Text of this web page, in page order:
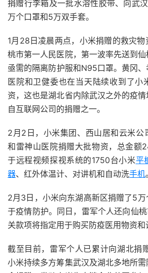
捐赠行李箱及一批水溶性胶带、向武
万个口罩和5万双手套。
1月28日凌晨两点，小米捐赠的救灾
桃市第一人民医院，第一波率先送到
亟需的隔离防护服和N95口罩。黄冈
医院和卫健委也在当天陆续收到了小
资，这也是湖北省内除武汉之外的疫
自互联网公司的捐赠之一。
2月2日，小米集团、西山居和云米公
和雷神山医院捐赠大批物资，总金额
于远程视频探视系统的1750台小米平
器、红外体温计、对讲机和自动洗手机。
2月3日，小米向东湖高新区捐赠了5万
于疫情防护。同日，雷军个人还向仙
关款项将指定用于购买防疫医用物资和
截至目前，雷军个人已累计向湖北捐
小米持续多方筹集武汉及湖北多地所